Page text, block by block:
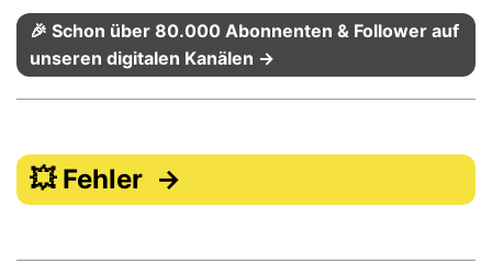
🎉 Schon über 80.000 Abonnenten & Follower auf
unseren digitalen Kanälen →
💥 Fehler →